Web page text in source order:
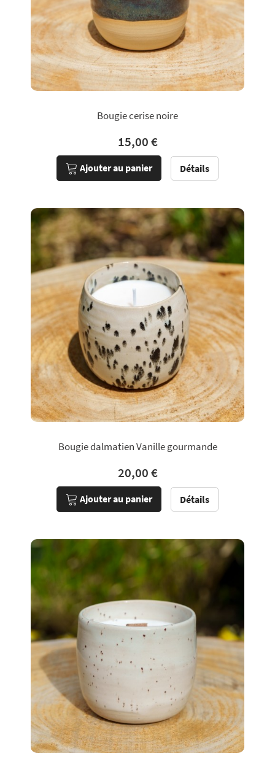
Bougie cerise noire
15,00 €
Ajouter au panier Détails
Bougie dalmatien Vanille gourmande
20,00 €
Ajouter au panier Détails